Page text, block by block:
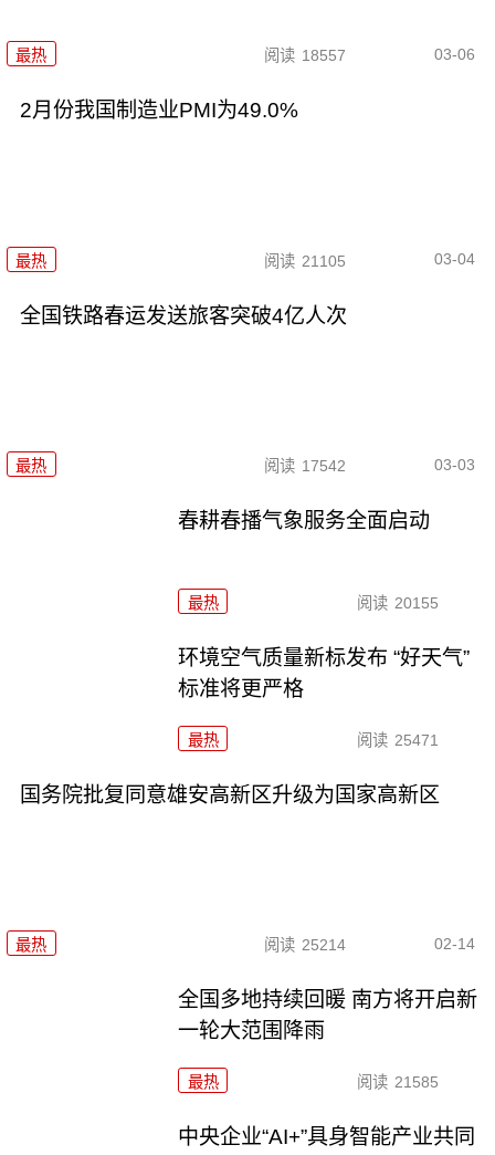
最热 阅读 18557 03-06
2月份我国制造业PMI为49.0%
最热 阅读 21105 03-04
全国铁路春运发送旅客突破4亿人次
最热 阅读 17542 03-03
春耕春播气象服务全面启动
最热 阅读 20155
环境空气质量新标发布 “好天气”
标准将更严格
最热 阅读 25471
国务院批复同意雄安高新区升级为国家高新区
最热 阅读 25214 02-14
全国多地持续回暖 南方将开启新
一轮大范围降雨
最热 阅读 21585
中央企业“AI+”具身智能产业共同